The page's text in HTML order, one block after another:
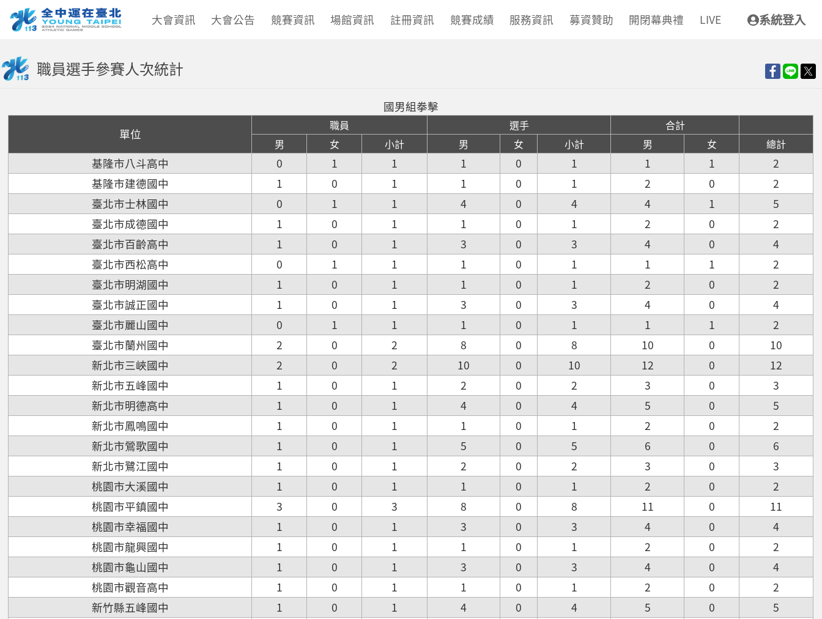
大會資訊 大會公告 競賽資訊 場館資訊 註冊資訊 競賽成績 服務資訊 募資贊助 開閉幕典禮 LIVE 系統登入
職員選手參賽人次統計
國男組拳擊
單位
職員 選手
合計
男
女 小計 男 女 小計 男 女 總計
基隆市八斗高中 0 1 1 1 0 1 1 1
2
基隆市建德國中
1 0 1 1 0 1 2 0
2
臺北市士林國中
0 1 1 4 0 4 4 1
5
臺北市成德國中
1 0 1 1 0 1 2 0
2
臺北市百齡高中
1 0 1 3 0 3 4 0
4
臺北市西松高中
0 1 1 1 0 1 1 1
2
臺北市明湖國中
1 0 1 1 0 1 2 0
2
臺北市誠正國中
1 0 1 3 0 3 4 0
4
臺北市麗山國中
0 1 1 1 0 1 1 1
2
臺北市蘭州國中
2 0 2 8 0 8 10 0
10
新北市三峽國中
2 0 2 10 0 10 12 0
12
新北市五峰國中
1 0 1 2 0 2 3 0
3
新北市明德高中
1 0 1 4 0 4 5 0
5
新北市鳳鳴國中
1 0 1 1 0 1 2 0
2
新北市鶯歌國中
1 0 1 5 0 5 6 0
6
新北市鷺江國中
1 0 1 2 0 2 3 0
3
桃園市大溪國中
1 0 1 1 0 1 2 0
2
桃園市平鎮國中
3 0 3 8 0 8 11 0
11
桃園市幸福國中
1 0 1 3 0 3 4 0
4
桃園市龍興國中
1 0 1 1 0 1 2 0
2
桃園市龜山國中
1 0 1 3 0 3 4 0
4
桃園市觀音高中
1 0 1 1 0 1 2 0
2
新竹縣五峰國中
1 0 1 4 0 4 5 0
5